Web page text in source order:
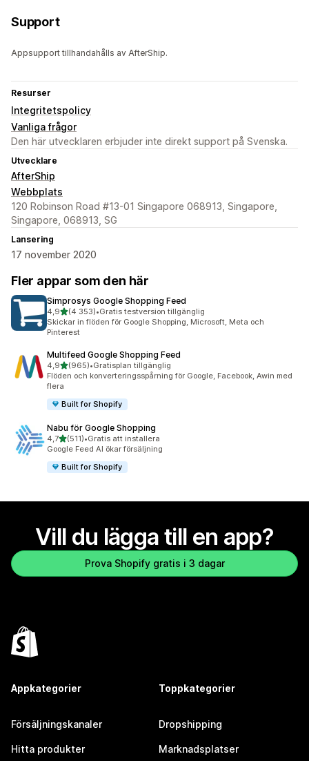
Support
Appsupport tillhandahålls av AfterShip.
Resurser
Integritetspolicy
Vanliga frågor
Den här utvecklaren erbjuder inte direkt support på Svenska.
Utvecklare
AfterShip
Webbplats
120 Robinson Road #13-01 Singapore 068913, Singapore,
Singapore, 068913, SG
Lansering
17 november 2020
Fler appar som den här
Simprosys Google Shopping Feed
4,9av 5 stjärnor
(4 353)
4353 recensioner totalt
•Gratis testversion tillgänglig
Skickar in flöden för Google Shopping, Microsoft, Meta och
Pinterest
Multifeed Google Shopping Feed
4,9av 5 stjärnor
(965)
965 recensioner totalt
•Gratisplan tillgänglig
Flöden och konverteringsspårning för Google, Facebook, Awin med
flera
Built for Shopify
Nabu för Google Shopping
4,7av 5 stjärnor
(511)
511 recensioner totalt
•Gratis att installera
Google Feed AI ökar försäljning
Built for Shopify
Vill du lägga till en app?
Prova Shopify gratis i 3 dagar
Appkategorier
Försäljningskanaler
Hitta produkter
Toppkategorier
Dropshipping
Marknadsplatser